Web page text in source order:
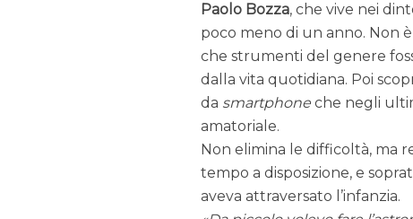
Paolo Bozza, che vive nei
poco meno di un anno. Non
che strumenti del genere
dalla vita quotidiana. Poi
da smartphone che negli
amatoriale.
Non elimina le difficoltà, ma
tempo a disposizione, e
aveva attraversato l’infanzia.